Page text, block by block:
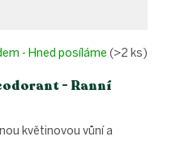
- Ranní
- Hned posíláme (>2 ks)
květinovou vůní a